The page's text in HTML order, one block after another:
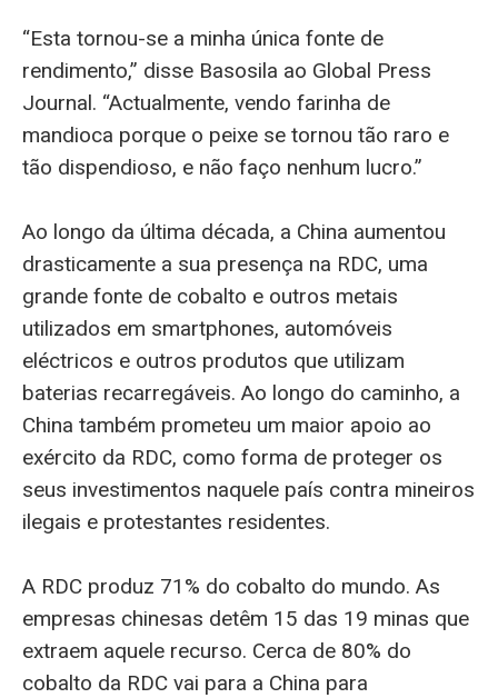
“Esta tornou-se a minha única fonte de
rendimento,” disse Basosila ao Global Press
Journal. “Actualmente, vendo farinha de
mandioca porque o peixe se tornou tão raro e
tão dispendioso, e não faço nenhum lucro.”
Ao longo da última década, a China aumentou
drasticamente a sua presença na RDC, uma
grande fonte de cobalto e outros metais
utilizados em smartphones, automóveis
eléctricos e outros produtos que utilizam
baterias recarregáveis. Ao longo do caminho, a
China também prometeu um maior apoio ao
exército da RDC, como forma de proteger os
seus investimentos naquele país contra mineiros
ilegais e protestantes residentes.
A RDC produz 71% do cobalto do mundo. As
empresas chinesas detêm 15 das 19 minas que
extraem aquele recurso. Cerca de 80% do
cobalto da RDC vai para a China para